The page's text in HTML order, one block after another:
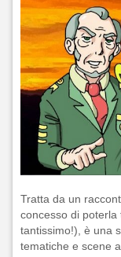
Tratta da un
concesso di
tantissimo!), è una
tematiche e scene